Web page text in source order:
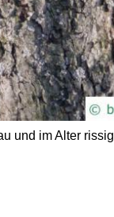
und im Alter rissig